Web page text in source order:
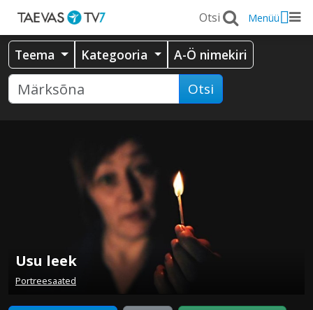
Menüü
Teema Kategooria A-Ö nimekiri
Otsi
Usu leek
Portreesaated